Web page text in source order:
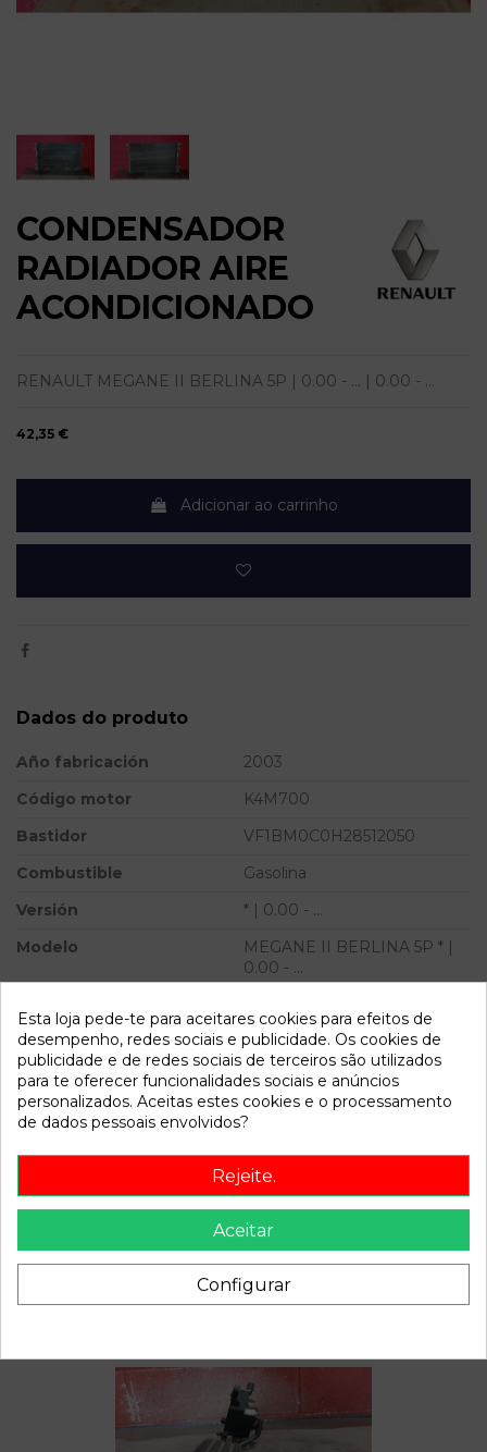
CONDENSADOR
RADIADOR AIRE
ACONDICIONADO
RENAULT MEGANE II BERLINA 5P | 0.00 - ... | 0.00 - ...
42,35 €
Adicionar ao carrinho
Dados do produto
Año fabricación
2003
Código motor
K4M700
Bastidor
VF1BM0C0H28512050
Combustible
Gasolina
Versión
* | 0.00 - ...
Modelo
MEGANE II BERLINA 5P * |
0.00 - ...
Referência 801774
Disponível a partir de: 2022-04-06
Descrição
Recambio de condensador radiador aire acondicionado para
renault megane ii berlina 5p | 0.00 - ... | 0.00 - ... referencia
OEM IAM
Também poderá gostar
Esta loja pede-te para aceitares cookies para efeitos de
desempenho, redes sociais e publicidade. Os cookies de
publicidade e de redes sociais de terceiros são utilizados
para te oferecer funcionalidades sociais e anúncios
personalizados. Aceitas estes cookies e o processamento
de dados pessoais envolvidos?
Rejeite.
Aceitar
Configurar